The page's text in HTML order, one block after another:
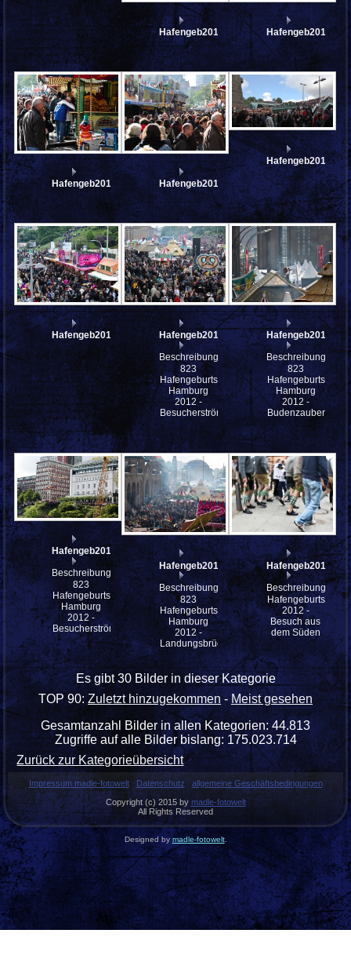
Hafengeb2012_sa_IMG_6119
Hafengeb2012_sa_IMG_6102Hafengeb2012_sa_IMG_6097
Hafengeb2012_sa_IMG_6062Hafengeb2012_sa_IMG_6060
Beschreibung:
823
Hafengeburtstag
Hamburg
2012 -
Besucherströme
Beschreibung:
823
Hafengeburtstag
Hamburg
2012 -
Budenzauber
Hafengeb2012_sa_IMG_6051
Beschreibung:
823
Hafengeburtstag
Hamburg
2012 -
Besucherströme
Hafengeb2012_sa_IMG_6048
Beschreibung:
823
Hafengeburtstag
Hamburg
2012 -
Landungsbrücken
Beschreibung:
Hafengeburtstag
2012 -
Besuch aus
dem Süden
Es gibt 30 Bilder in dieser Kategorie
TOP 90:Zuletzt hinzugekommen-Meist gesehen
Gesamtanzahl Bilder in allen Kategorien: 44.813
Zugriffe auf alle Bilder bislang: 175.023.714
Zurück zur Kategorieübersicht
Impressum madle-fotowelt Datenschutz
allgemeine Geschäftsbedingungen
Copyright (c) 2015 by madle-fotowelt
All Rights Reserved
Designed by madle-fotowelt.